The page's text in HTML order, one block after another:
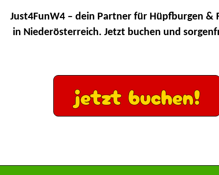
Just4FunW4 – dein Partner für Hüpfburgen &
in Niederösterreich. Jetzt buchen und
jetzt buchen!